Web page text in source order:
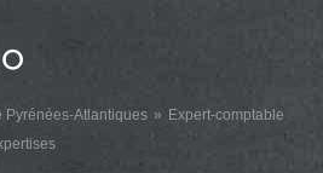
Pyrénées-Atlantiques
Expert-comptable